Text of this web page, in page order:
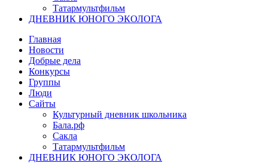
Татармультфильм
ДНЕВНИК ЮНОГО ЭКОЛОГА
Главная
Новости
Добрые дела
Конкурсы
Группы
Люди
Сайты
Культурный дневник школьника
Бала.рф
Сакла
Татармультфильм
ДНЕВНИК ЮНОГО ЭКОЛОГА